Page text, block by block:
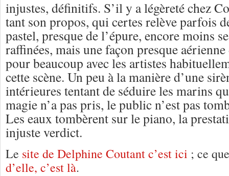
injustes, définitifs. S’il y a légèreté chez
tant son propos, qui certes relève parfois
pastel, presque de l’épure, encore moins
raffinées, mais une façon presque
pour beaucoup avec les artistes
cette scène. Un peu à la manière d’une
intérieures tentant de séduire les marins
magie n’a pas pris, le public n’est pas
Les eaux tombèrent sur le piano, la
injuste verdict.
Le site de Delphine Coutant c’est ici ; ce
d’elle, c’est là.